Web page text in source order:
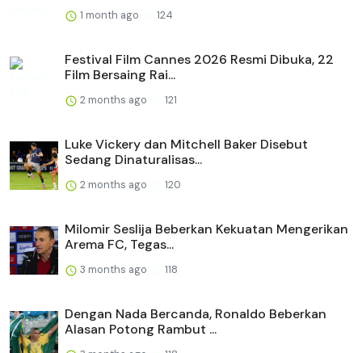
1 month ago 124
Festival Film Cannes 2026 Resmi Dibuka, 22
Film Bersaing Rai...
2 months ago 121
Luke Vickery dan Mitchell Baker Disebut
Sedang Dinaturalisas...
2 months ago 120
Milomir Seslija Beberkan Kekuatan Mengerikan
Arema FC, Tegas...
3 months ago 118
Dengan Nada Bercanda, Ronaldo Beberkan
Alasan Potong Rambut ...